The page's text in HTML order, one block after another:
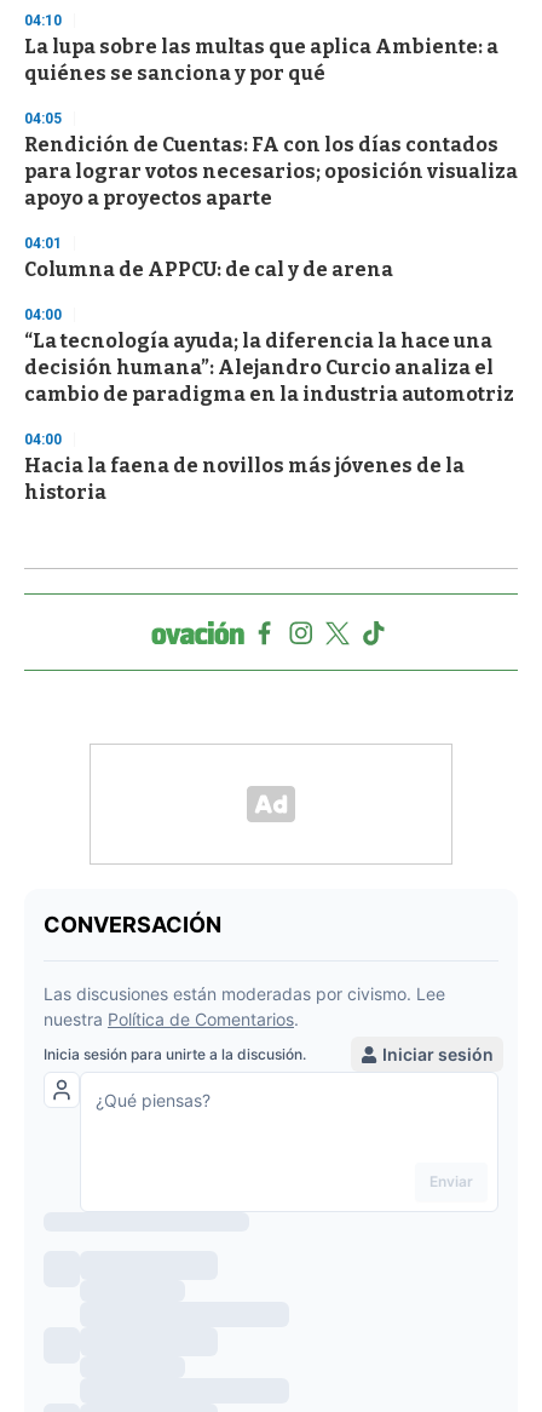
04:10
La lupa sobre las multas que aplica Ambiente: a
quiénes se sanciona y por qué
04:05
Rendición de Cuentas: FA con los días contados
para lograr votos necesarios; oposición visualiza
apoyo a proyectos aparte
04:01
Columna de APPCU: de cal y de arena
04:00
“La tecnología ayuda; la diferencia la hace una
decisión humana”: Alejandro Curcio analiza el
cambio de paradigma en la industria automotriz
04:00
Hacia la faena de novillos más jóvenes de la
historia